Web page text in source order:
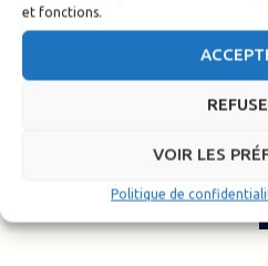
et fonctions.
VOIR LES
Politique de